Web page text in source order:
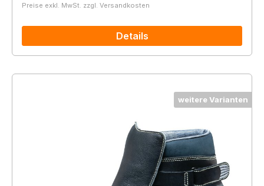
Preise exkl. MwSt. zzgl. Versandkosten
Details
weitere Varianten